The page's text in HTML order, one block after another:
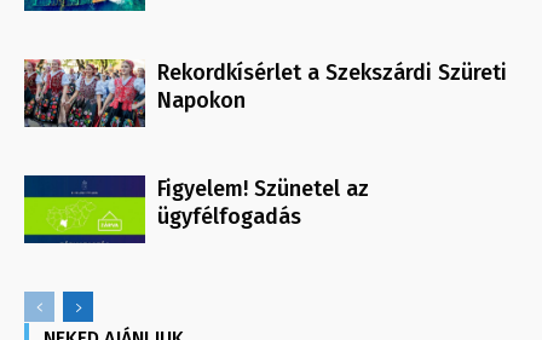
Rekordkísérlet a Szekszárdi Szüreti
Napokon
Figyelem! Szünetel az
ügyfélfogadás